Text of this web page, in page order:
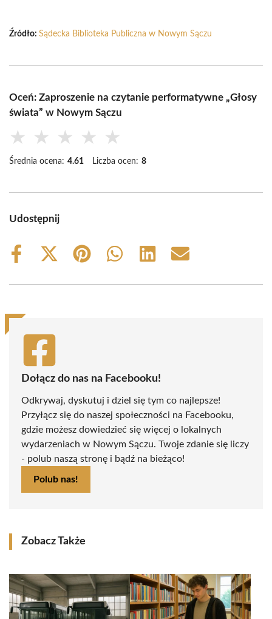
Źródło: Sądecka Biblioteka Publiczna w Nowym Sączu
Oceń: Zaproszenie na czytanie performatywne „Głosy
świata” w Nowym Sączu
★ ★ ★ ★ ★
Średnia ocena: 4.61 Liczba ocen: 8
Udostępnij
Share
Share
(Twitter)
Share
Share
Share
Share
Dołącz do nas na Facebooku!
Odkrywaj, dyskutuj i dziel się tym co najlepsze!
Przyłącz się do naszej społeczności na Facebooku,
gdzie możesz dowiedzieć się więcej o lokalnych
wydarzeniach w Nowym Sączu. Twoje zdanie się liczy
- polub naszą stronę i bądź na bieżąco!
Polub nas!
Zobacz Także